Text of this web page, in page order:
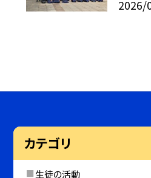
2026/
カテゴリ
生徒の活動